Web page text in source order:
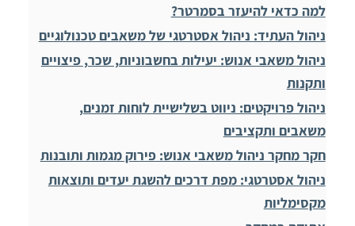
למה כדאי להיעזר בסמרטר?
ניהול העתיד: ניהול אסטרטגי של משאבים טכנולוגיים
ניהול משאבי אנוש: יעילות בחשבוניות, שכר, פיצויים
ותקנות
ניהול פרויקטים: ניווט בשלישיית לוחות זמנים,
משאבים ותקציבים
חקר מחקר ניהול משאבי אנוש: פירוק מגמות ותובנות
ניהול אסטרטגי: מפת דרכים להשגת יעדים ותוצאות
מקסימליות